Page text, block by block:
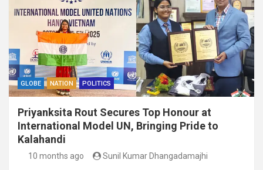
GLOBE NATION POLITICS
Priyanksita Rout Secures Top Honour at
International Model UN, Bringing Pride to
Kalahandi
10 months ago Sunil Kumar Dhangadamajhi